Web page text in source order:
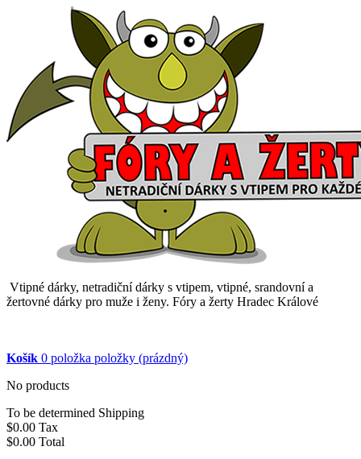
Vtipné dárky, netradiční dárky s vtipem, vtipné, srandovní a
žertovné dárky pro muže i ženy. Fóry a žerty Hradec Králové
Košík 0 položka položky (prázdný)
No products
To be determined Shipping
$0.00 Tax
$0.00 Total